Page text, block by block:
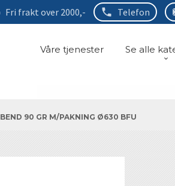
Fri frakt over 2000,- Telefon
Våre tjenester Se alle
BEND 90 GR M/PAKNING Ø630 BFU